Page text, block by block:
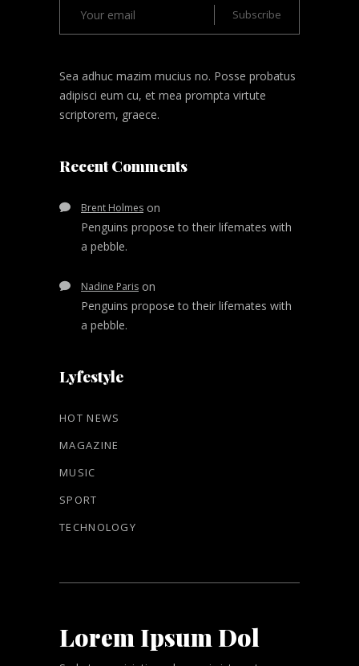
Sea adhuc mazim mucius no. Posse probatus
adipisci eum cu, et mea prompta virtute
scriptorem, graece.
Recent Comments
Brent Holmes on
Penguins propose to their lifemates with
a pebble.
Nadine Paris on
Penguins propose to their lifemates with
a pebble.
Lyfestyle
HOT NEWS
MAGAZINE
MUSIC
SPORT
TECHNOLOGY
Lorem Ipsum Dol